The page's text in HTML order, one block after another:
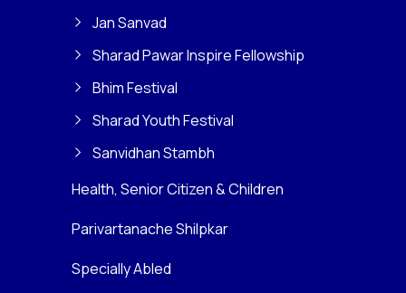
Jan Sanvad
Sharad Pawar Inspire Fellowship
Bhim Festival
Sharad Youth Festival
Sanvidhan Stambh
Health, Senior Citizen & Children
Parivartanache Shilpkar
Specially Abled